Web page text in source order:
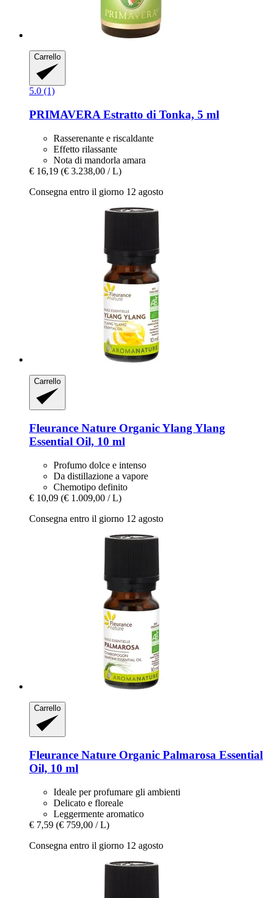
Carrello
5.0 (1)
PRIMAVERA Estratto di Tonka, 5 ml
Rasserenante e riscaldante
Effetto rilassante
Nota di mandorla amara
€ 16,19 (€ 3.238,00 / L)
Consegna entro il giorno 12 agosto
Carrello
Fleurance Nature Organic Ylang Ylang
Essential Oil, 10 ml
Profumo dolce e intenso
Da distillazione a vapore
Chemotipo definito
€ 10,09 (€ 1.009,00 / L)
Consegna entro il giorno 12 agosto
Carrello
Fleurance Nature Organic Palmarosa Essential
Oil, 10 ml
Ideale per profumare gli ambienti
Delicato e floreale
Leggermente aromatico
€ 7,59 (€ 759,00 / L)
Consegna entro il giorno 12 agosto